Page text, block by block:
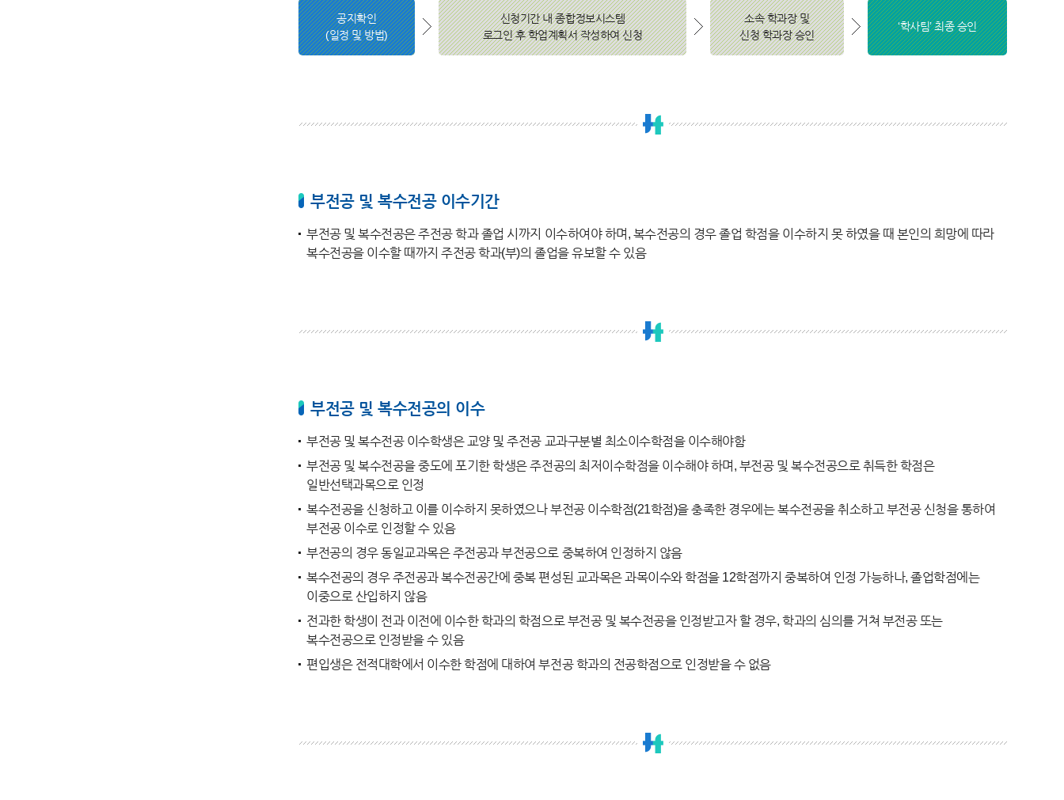
공지확인
(일정 및 방법)
신청기간 내 종합정보시스템
로그인 후 학업계획서 작성하여 신청
소속 학과장 및
신청 학과장 승인
‘학사팀’ 최종 승인
부전공 및 복수전공 이수기간
부전공 및 복수전공은 주전공 학과 졸업 시까지 이수하여야 하며, 복수전공의 경우 졸업 학점을 이수하지 못 하였을 때 본인의 희망에 따라
복수전공을 이수할 때까지 주전공 학과(부)의 졸업을 유보할 수 있음
부전공 및 복수전공의 이수
부전공 및 복수전공 이수학생은 교양 및 주전공 교과구분별 최소이수학점을 이수해야함
부전공 및 복수전공을 중도에 포기한 학생은 주전공의 최저이수학점을 이수해야 하며, 부전공 및 복수전공으로 취득한 학점은
일반선택과목으로 인정
복수전공을 신청하고 이를 이수하지 못하였으나 부전공 이수학점(21학점)을 충족한 경우에는 복수전공을 취소하고 부전공 신청을 통하여
부전공 이수로 인정할 수 있음
부전공의 경우 동일교과목은 주전공과 부전공으로 중복하여 인정하지 않음
복수전공의 경우 주전공과 복수전공간에 중복 편성된 교과목은 과목이수와 학점을 12학점까지 중복하여 인정 가능하나, 졸업학점에는
이중으로 산입하지 않음
전과한 학생이 전과 이전에 이수한 학과의 학점으로 부전공 및 복수전공을 인정받고자 할 경우, 학과의 심의를 거쳐 부전공 또는
복수전공으로 인정받을 수 있음
편입생은 전적대학에서 이수한 학점에 대하여 부전공 학과의 전공학점으로 인정받을 수 없음